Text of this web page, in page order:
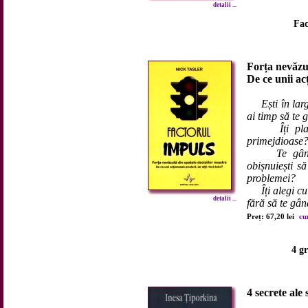
detalii ...
detalii ...
Forța
De ce unii
Ești în
ai timp să te
Îți place
primejdioase?
Te
obișnuiești
problemei?
Îți alegi cu
fără să te
Preț: 67,20 lei
4
4 secrete ale